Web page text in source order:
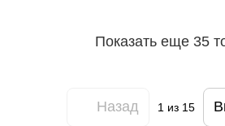
Показать еще 35
Назад 1 из 15